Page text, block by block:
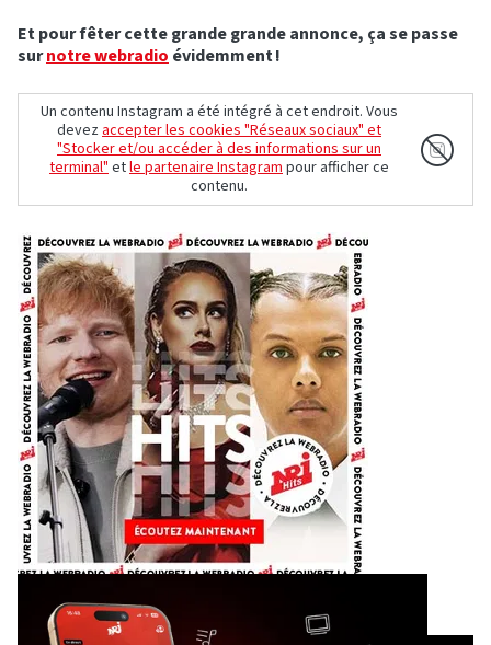
Et pour fêter cette grande grande annonce, ça se passe
surnotre webradio évidemment !
Un contenu Instagram a été intégré à cet endroit. Vous
devezaccepter les cookies "Réseaux sociaux" et
"Stocker et/ou accéder à des informations sur un
terminal"etle partenaire Instagrampour afficher ce
contenu.